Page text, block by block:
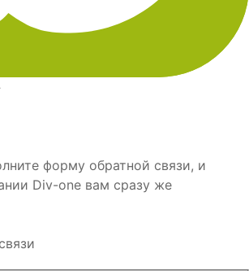
форму обратной связи, и
Div-one вам сразу же